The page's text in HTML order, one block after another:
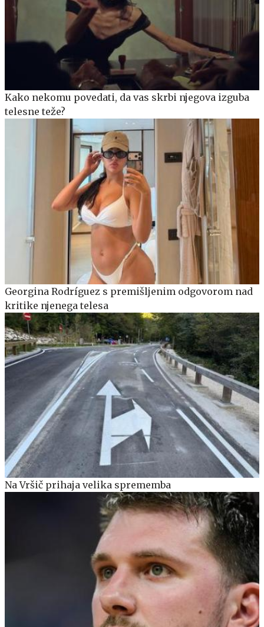
Kako nekomu povedati, da vas skrbi njegova izguba
telesne teže?
Georgina Rodríguez s premišljenim odgovorom nad
kritike njenega telesa
Na Vršič prihaja velika sprememba